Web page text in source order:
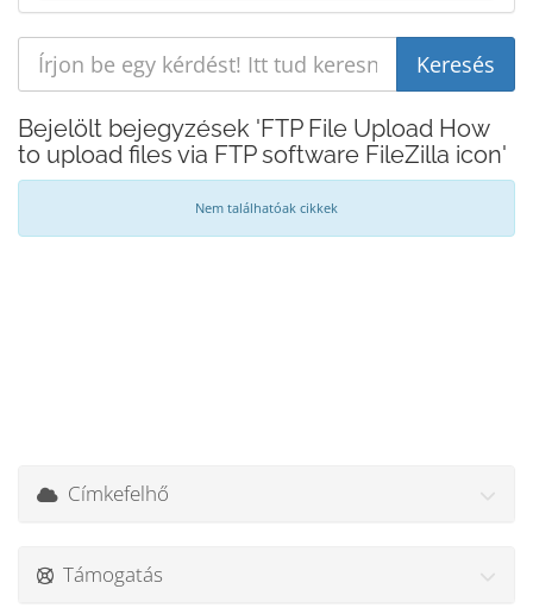
Bejelölt bejegyzések 'FTP File Upload How
to upload files via FTP software FileZilla icon'
Nem találhatóak cikkek
Címkefelhő
Támogatás